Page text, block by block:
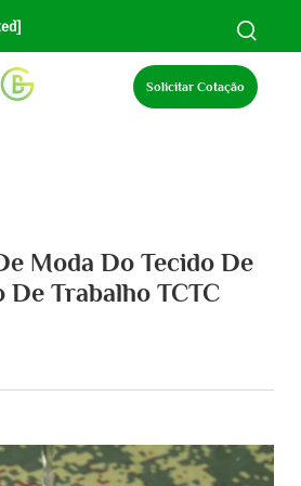
Solicitar Cotação
Moda Do Tecido De
De Trabalho TCTC